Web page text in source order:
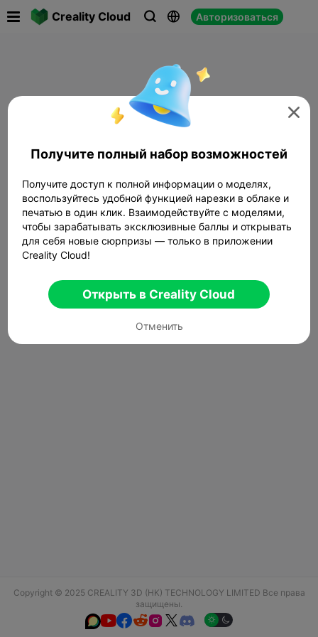
Creality Cloud   Авторизоваться
Copyright © 2025 CREALITY 3D (HK) TECHNOLOGY LIMITED Все права
защищены.
  

Получите полный набор возможностей
Получите доступ к полной информации о моделях,
воспользуйтесь удобной функцией нарезки в облаке и
печатью в один клик. Взаимодействуйте с моделями,
чтобы зарабатывать эксклюзивные баллы и открывать
для себя новые сюрпризы — только в приложении
Creality Cloud!
Открыть в Creality Cloud
Отменить